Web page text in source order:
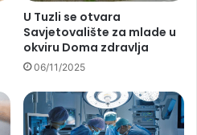
U Tuzli se otvara
Savjetovalište za mlade u
okviru Doma zdravlja
06/11/2025